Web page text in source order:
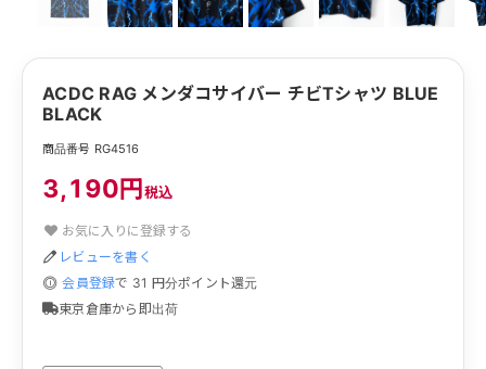
ACDC RAG メンダコサイバー チビTシャツ BLUE
BLACK
商品番号 RG4516
3,190円税込
お気に入りに登録する
レビューを書く
会員登録で 31 円分ポイント還元
東京倉庫から即出荷